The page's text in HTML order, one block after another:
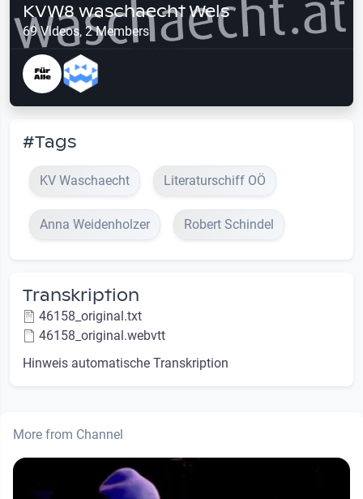
KVW8 waschaecht Wels
69 Videos, 2 Members
#Tags
KV Waschaecht Literaturschiff OÖ
Anna Weidenholzer Robert Schindel
Transkription
46158_original.txt
46158_original.webvtt
Hinweis automatische Transkription
More from Channel